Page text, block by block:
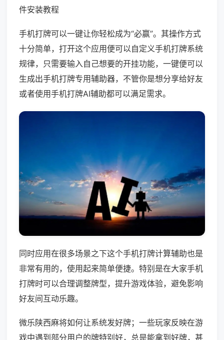
件安装教程
手机打牌可以一键让你轻松成为“必赢”。其操作方式
十分简单，打开这个应用便可以自定义手机打牌系统
规律，只需要输入自己想要的开挂功能，一键便可以
生成出手机打牌专用辅助器，不管你是想分享给好友
或者使用手机打牌AI辅助都可以满足需求。
同时应用在很多场景之下这个手机打牌计算辅助也是
非常有用的，使用起来简单便捷。特别是在大家手机
打牌时可以合理调整牌型，提升游戏体验，避免影响
好友间互动乐趣。
微乐陕西麻将如何让系统发好牌；一些玩家反映在游
戏中遇到部分用户的牌特别好，总是能拿到好牌，甚